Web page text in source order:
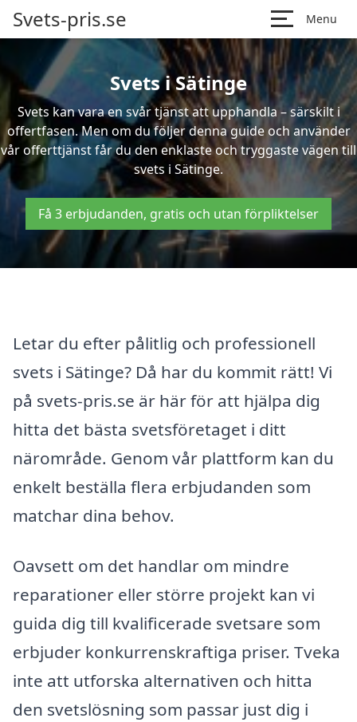
Svets-pris.se Menu
Svets i Sätinge
Svets kan vara en svår tjänst att upphandla – särskilt i
offertfasen. Men om du följer denna guide och använder
vår offerttjänst får du den enklaste och tryggaste vägen till
svets i Sätinge.
Få 3 erbjudanden, gratis och utan förpliktelser
Letar du efter pålitlig och professionell
svets i Sätinge? Då har du kommit rätt! Vi
på svets-pris.se är här för att hjälpa dig
hitta det bästa svetsföretaget i ditt
närområde. Genom vår plattform kan du
enkelt beställa flera erbjudanden som
matchar dina behov.
Oavsett om det handlar om mindre
reparationer eller större projekt kan vi
guida dig till kvalificerade svetsare som
erbjuder konkurrenskraftiga priser. Tveka
inte att utforska alternativen och hitta
den svetslösning som passar just dig i